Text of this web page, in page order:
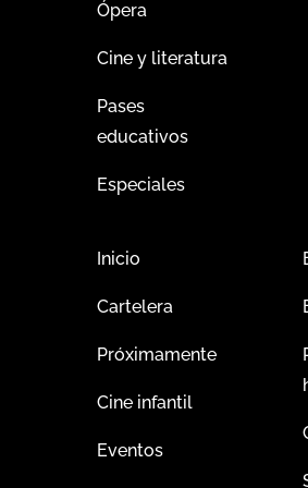
Ópera
Cine y literatura
Pases
educativos
Especiales
Inicio
Cartelera
Próximamente
Cine infantil
Eventos